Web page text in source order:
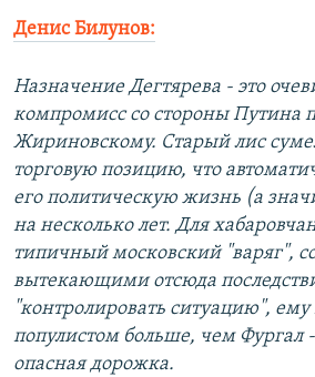
Денис Билунов:
Назначение Дегтярева - это
компромисс со стороны Путина
Жириновскому. Старый лис
торговую позицию, что
его политическую жизнь (а
на несколько лет. Для
типичный московский "варяг",
вытекающими отсюда
"контролировать ситуацию",
популистом больше, чем Фургал
опасная дорожка.